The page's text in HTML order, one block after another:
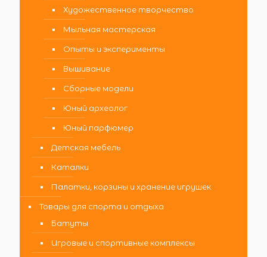
Художественное творчество
Мыльная мастерская
Опыты и эксперименты
Вышивание
Сборные модели
Юный археолог
Юный парфюмер
Детская мебель
Каталки
Палатки, корзины и хранение игрушек
Товары для спорта и отдыха
Батуты
Игровые и спортивные комплексы